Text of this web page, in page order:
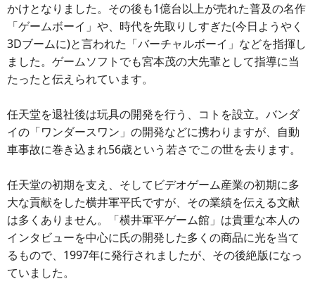
かけとなりました。その後も1億台以上が売れた普及の名作
「ゲームボーイ」や、時代を先取りしすぎた(今日ようやく
3Dブームに)と言われた「バーチャルボーイ」などを指揮し
ました。ゲームソフトでも宮本茂の大先輩として指導に当
たったと伝えられています。
任天堂を退社後は玩具の開発を行う、コトを設立。バンダ
イの「ワンダースワン」の開発などに携わりますが、自動
車事故に巻き込まれ56歳という若さでこの世を去ります。
任天堂の初期を支え、そしてビデオゲーム産業の初期に多
大な貢献をした横井軍平氏ですが、その業績を伝える文献
は多くありません。「横井軍平ゲーム館」は貴重な本人の
インタビューを中心に氏の開発した多くの商品に光を当て
るもので、1997年に発行されましたが、その後絶版になっ
ていました。